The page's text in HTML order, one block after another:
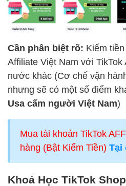
Cần phân biệt rõ: Kiếm
Affiliate Việt Nam với
nước khác (Cơ chế vận
nhưng sẽ có một số điểm
Usa cấm người Việt Nam)
Mua tài khoản TikTok
hàng (Bật Kiếm Tiền) Tại
Khoá Học TikTok